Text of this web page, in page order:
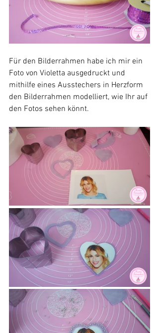
Für den Bilderrahmen habe ich mir ein
Foto von Violetta ausgedruckt und
mithilfe eines Ausstechers in Herzform
den Bilderrahmen modelliert, wie Ihr auf
den Fotos sehen könnt.